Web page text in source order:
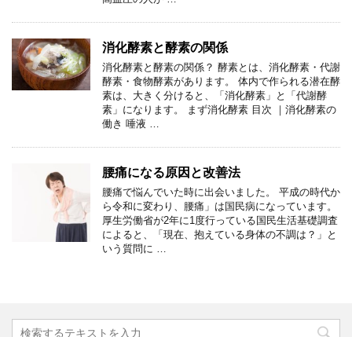
消化酵素と酵素の関係
消化酵素と酵素の関係？ 酵素とは、消化酵素・代謝
酵素・食物酵素があります。 体内で作られる潜在酵
素は、大きく分けると、「消化酵素」と「代謝酵
素」になります。 まず消化酵素 目次 ｜消化酵素の
働き 唾液 …
腰痛になる原因と改善法
腰痛で悩んでいた時に出会いました。 平成の時代か
ら令和に変わり、腰痛」は国民病になっています。
厚生労働省が2年に1度行っている国民生活基礎調査
によると、「現在、抱えている身体の不調は？」と
いう質問に …